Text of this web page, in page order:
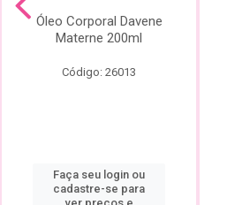
Óleo Corporal Davene
Materne 200ml
Código: 26013
Faça seu login ou
cadastre-se para